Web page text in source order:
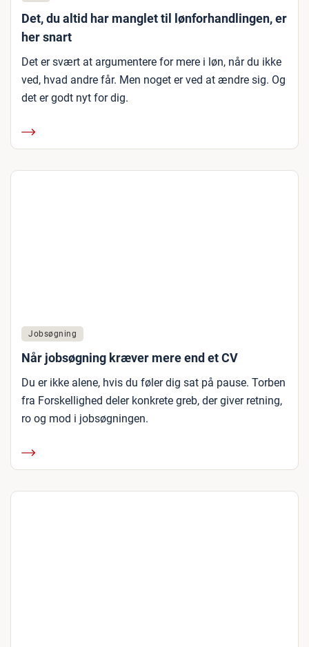
Det, du altid har manglet til lønforhandlingen, er
her snart
Det er svært at argumentere for mere i løn, når du ikke
ved, hvad andre får. Men noget er ved at ændre sig. Og
det er godt nyt for dig.
Jobsøgning
Når jobsøgning kræver mere end et CV
Du er ikke alene, hvis du føler dig sat på pause. Torben
fra Forskellighed deler konkrete greb, der giver retning,
ro og mod i jobsøgningen.